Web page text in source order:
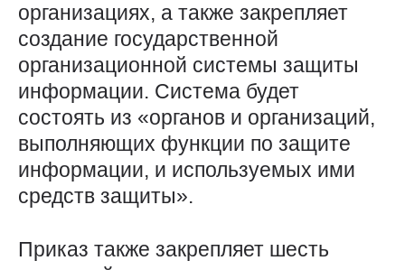
организациях, а также закрепляет
создание государственной
организационной системы защиты
информации. Система будет
состоять из «органов и организаций,
выполняющих функции по защите
информации, и используемых ими
средств защиты».
Приказ также закрепляет шесть